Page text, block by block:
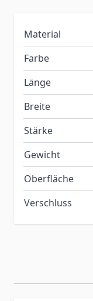
Material
Farbe
Länge
Breite
Stärke
Gewicht
Oberfläche
Verschluss